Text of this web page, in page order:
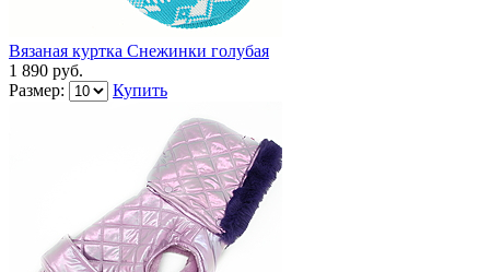
Вязаная куртка Снежинки голубая
1 890 руб.
Размер:
Купить